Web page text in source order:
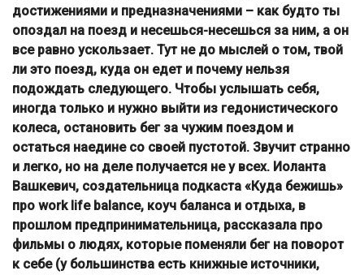
достижениями и предназначениями – как будто ты
опоздал на поезд и несешься-несешься за ним, а он
все равно ускользает. Тут не до мыслей о том, твой
ли это поезд, куда он едет и почему нельзя
подождать следующего. Чтобы услышать себя,
иногда только и нужно выйти из гедонистического
колеса, остановить бег за чужим поездом и
остаться наедине со своей пустотой. Звучит странно
и легко, но на деле получается не у всех. Иоланта
Вашкевич, создательница подкаста «Куда бежишь»
про work life balance, коуч баланса и отдыха, в
прошлом предпринимательница, рассказала про
фильмы о людях, которые поменяли бег на поворот
к себе (у большинства есть книжные источники,